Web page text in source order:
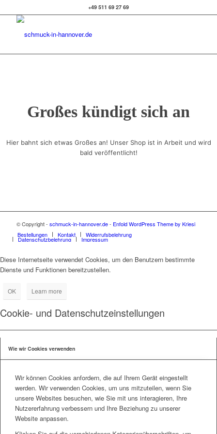
+49 511 69 27 69
Großes kündigt sich an
Hier bahnt sich etwas Großes an! Unser Shop ist in Arbeit und wird
bald veröffentlicht!
© Copyright - schmuck-in-hannover.de- Enfold WordPress Theme by Kriesi
Bestellungen
Kontakt Widerrufsbelehrung
Datenschutzbelehrung Impressum
Diese Internetseite verwendet Cookies, um den Benutzern bestimmte
Dienste und Funktionen bereitzustellen.
OK Learn more
Cookie- und Datenschutzeinstellungen
Wie wir Cookies verwenden
Wir können Cookies anfordern, die auf Ihrem Gerät eingestellt
werden. Wir verwenden Cookies, um uns mitzuteilen, wenn Sie
unsere Websites besuchen, wie Sie mit uns interagieren, Ihre
Nutzererfahrung verbessern und Ihre Beziehung zu unserer
Website anpassen.